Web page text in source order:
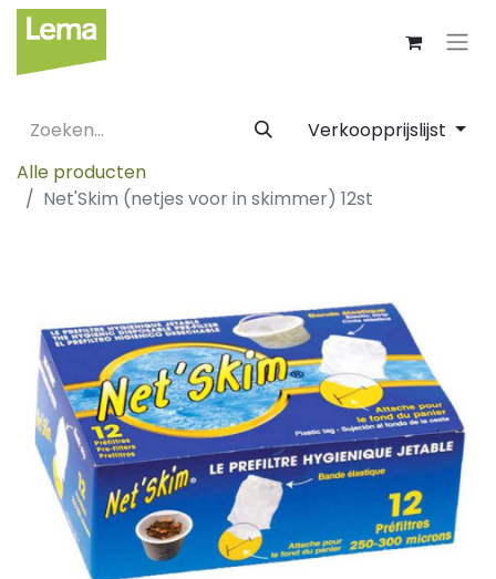
Verkoopprijslijst
Alle producten
Net'Skim (netjes voor in skimmer) 12st